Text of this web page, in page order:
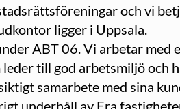
och vi
ligger i Uppsala.
ABT 06. Vi arbetar med
till god arbetsmiljö och
samarbete med sina
underhåll av Era